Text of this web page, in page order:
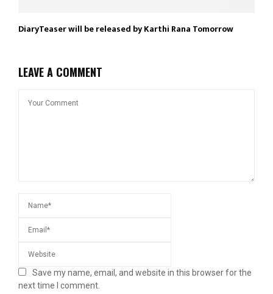
DiaryTeaser will be released by Karthi Rana Tomorrow
LEAVE A COMMENT
Save my name, email, and website in this browser for the
next time I comment.